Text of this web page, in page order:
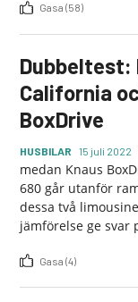
Gasa (58)
Dubbeltest:
California
BoxDrive
HUSBILAR 15 juli 2022
medan Knaus
680 går utanför
dessa två
jämförelse ge svar
Gasa (4)